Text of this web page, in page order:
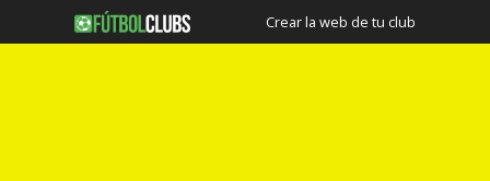
Crear la web de tu club